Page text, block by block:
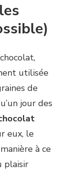
utilisée
de
jour des
eux, le
à ce
plaisir